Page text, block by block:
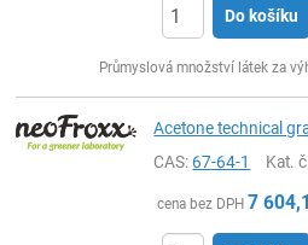
Do košíku
Průmyslová množství látek za
Acetone technical
CAS:67-64-1 Kat. č.
cena bez DPH 7